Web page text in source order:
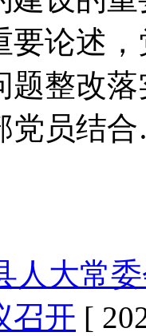
要论述
题整改
党员结
人大常
召开 [